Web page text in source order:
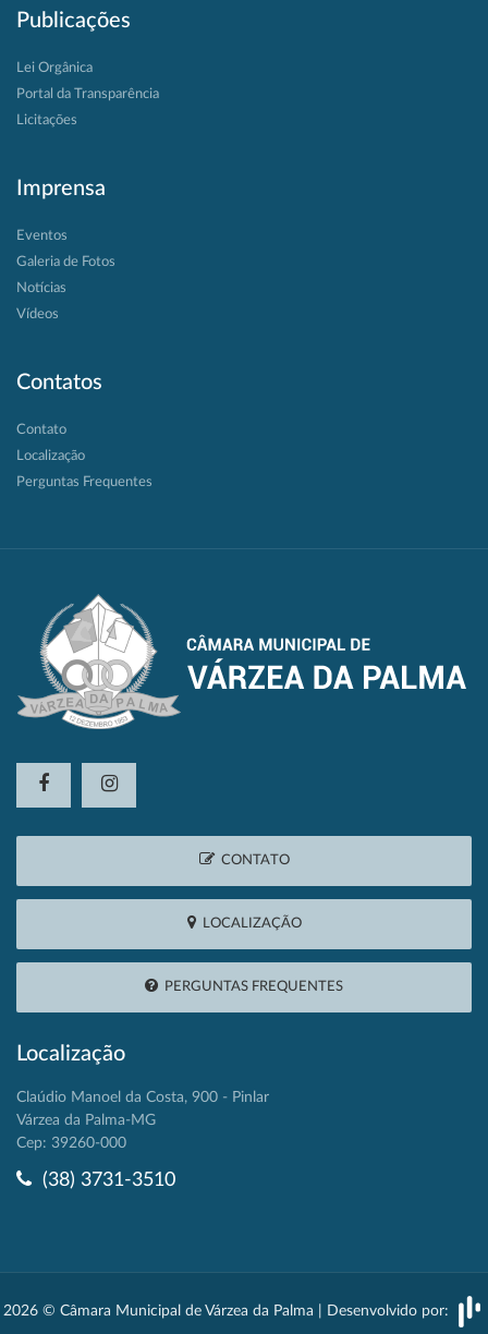
Publicações
Lei Orgânica
Portal da Transparência
Licitações
Imprensa
Eventos
Galeria de Fotos
Notícias
Vídeos
Contatos
Contato
Localização
Perguntas Frequentes
CONTATO
LOCALIZAÇÃO
PERGUNTAS FREQUENTES
Localização
Claúdio Manoel da Costa, 900 - Pinlar
Várzea da Palma-MG
Cep: 39260-000
(38) 3731-3510
2026 © Câmara Municipal de Várzea da Palma | Desenvolvido por: